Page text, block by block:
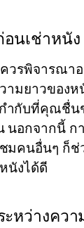
นเช่าหนัง
วรพิจารณา
มยาวของห
ำกับที่คุณชื่น
นอกจากนี้ ก
มคนอื่นๆ ก็ช่
นังได้ดี
ะหว่างคว